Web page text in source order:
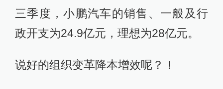
三季度，小鹏汽车的销售、一般及行
政开支为24.9亿元，理想为28亿元。
说好的组织变革降本增效呢？！